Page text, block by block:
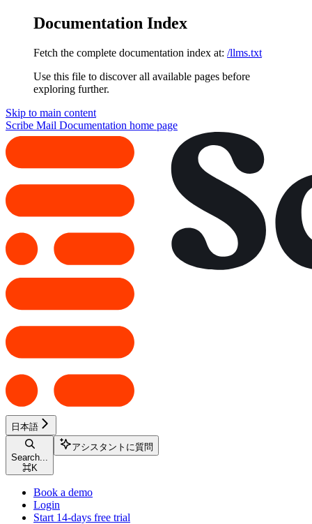
Documentation Index
Fetch the complete documentation index at: /llms.txt
Use this file to discover all available pages before
exploring further.
Skip to main content
Scribe Mail Documentation home page
日本語
Search...
⌘K
アシスタントに質問
Book a demo
Login
Start 14-days free trial